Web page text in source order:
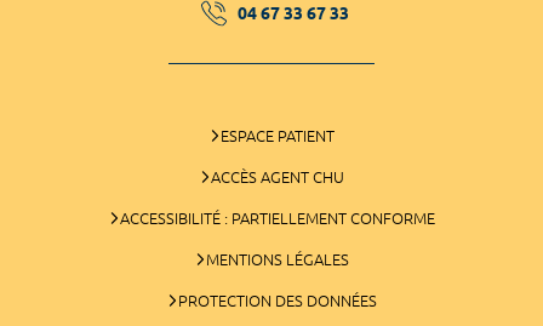
04 67 33 67 33
ESPACE PATIENT
ACCÈS AGENT CHU
ACCESSIBILITÉ : PARTIELLEMENT CONFORME
MENTIONS LÉGALES
PROTECTION DES DONNÉES